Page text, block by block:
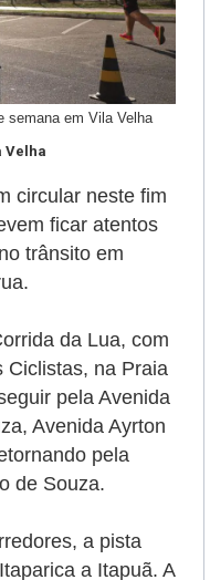
semana em Vila Velha
Velha
circular neste fim
ficar atentos
trânsito em
da Lua, com
Ciclistas, na Praia
pela Avenida
Avenida Ayrton
pela
de Souza.
a pista
a Itapuã. A